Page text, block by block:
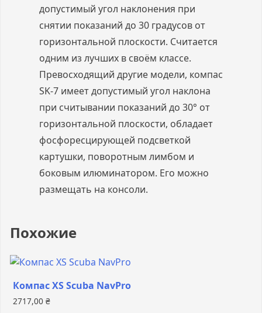
допустимый угол наклонения при
снятии показаний до 30 градусов от
горизонтальной плоскости. Считается
одним из лучших в своём классе.
Превосходящий другие модели, компас
SK-7 имеет допустимый угол наклона
при считывании показаний до 30° от
горизонтальной плоскости, обладает
фосфоресцирующей подсветкой
картушки, поворотным лимбом и
боковым илюминатором. Его можно
размещать на консоли.
Похожие
Компас XS Scuba NavPro
2717,00 ₴